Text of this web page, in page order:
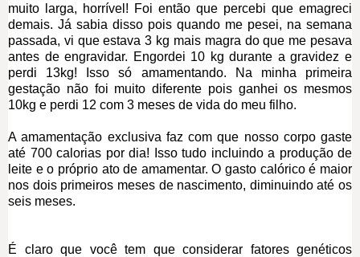
muito larga, horrível! Foi então que percebi que emagreci
demais. Já sabia disso pois quando me pesei, na semana
passada, vi que estava 3 kg mais magra do que me pesava
antes de engravidar. Engordei 10 kg durante a gravidez e
perdi 13kg! Isso só amamentando. Na minha primeira
gestação não foi muito diferente pois ganhei os mesmos
10kg e perdi 12 com 3 meses de vida do meu filho.
A amamentação exclusiva faz com que nosso corpo gaste
até 700 calorias por dia! Isso tudo incluindo a produção de
leite e o próprio ato de amamentar. O gasto calórico é maior
nos dois primeiros meses de nascimento, diminuindo até os
seis meses.
É claro que você tem que considerar fatores genéticos